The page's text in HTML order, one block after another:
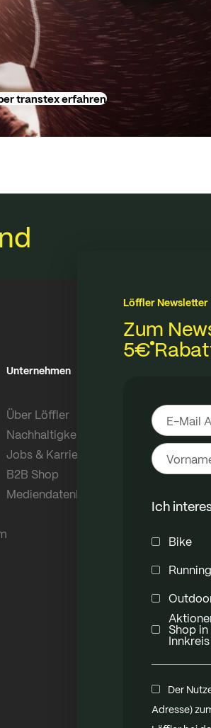
transtex erfahren
Unternehmen
Über Löffler
Nachhaltigkeit
Jobs & Karriere
B2B Shop
Mediendatenbank
Stoffe
regional
Löffler Newsletter
Zum
5€
Ich
Bike
Running
Shop
Innkreis
Der
Adresse)